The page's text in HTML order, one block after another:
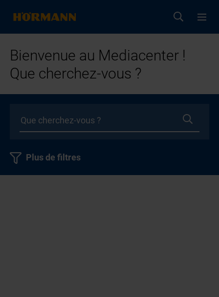
Bienvenue au Mediacenter !
Que cherchez-vous ?
Plus de filtres